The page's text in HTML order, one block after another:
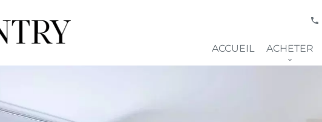
ACCUEIL ACHETER